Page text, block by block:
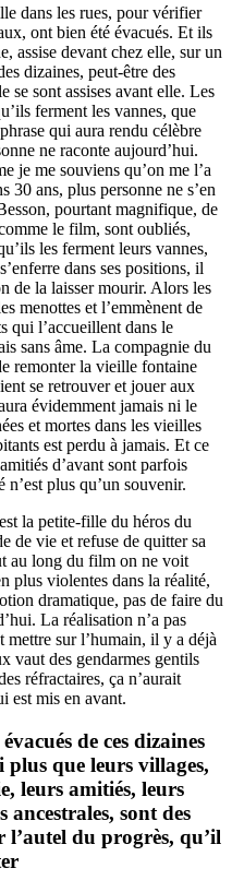
dans les rues, pour vérifier
ont bien été évacués. Et ils
assise devant chez elle, sur un
dizaines, peut-être des
se sont assises avant elle. Les
ferment les vannes, que
qui aura rendu célèbre
ne raconte aujourd’hui.
je me souviens qu’on me l’a
30 ans, plus personne ne s’en
pourtant magnifique, de
le film, sont oubliés,
les ferment leurs vannes,
dans ses positions, il
de la laisser mourir. Alors les
menottes et l’emmènent de
qui l’accueillent dans le
sans âme. La compagnie du
remonter la vieille fontaine
se retrouver et jouer aux
évidemment jamais ni le
et mortes dans les vieilles
est perdu à jamais. Et ce
d’avant sont parfois
n’est plus qu’un souvenir.
la petite-fille du héros du
de vie et refuse de quitter sa
au long du film on ne voit
plus violentes dans la réalité,
dramatique, pas de faire du
La réalisation n’a pas
mettre sur l’humain, il y a déjà
vaut des gendarmes gentils
réfractaires, ça n’aurait
est mis en avant.
de ces dizaines
que leurs villages,
leurs amitiés, leurs
ancestrales, sont des
l’autel du progrès, qu’il